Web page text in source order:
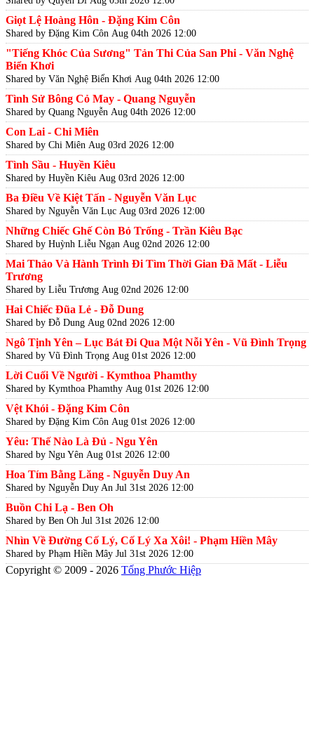
Giọt Lệ Hoàng Hôn - Đặng Kim Côn
Shared by Đặng Kim Côn Aug 04th 2026 12:00
"Tiếng Khóc Của Sương" Tản Thi Của San Phi - Văn Nghệ
Biển Khơi
Shared by Văn Nghệ Biển Khơi Aug 04th 2026 12:00
Tình Sử Bông Cỏ May - Quang Nguyễn
Shared by Quang Nguyễn Aug 04th 2026 12:00
Con Lai - Chi Miên
Shared by Chi Miên Aug 03rd 2026 12:00
Tình Sầu - Huyền Kiêu
Shared by Huyền Kiêu Aug 03rd 2026 12:00
Ba Điều Về Kiệt Tấn - Nguyễn Văn Lục
Shared by Nguyễn Văn Lục Aug 03rd 2026 12:00
Những Chiếc Ghế Còn Bỏ Trống - Trần Kiêu Bạc
Shared by Huỳnh Liễu Ngạn Aug 02nd 2026 12:00
Mai Thảo Và Hành Trình Đi Tìm Thời Gian Đã Mất - Liễu
Trương
Shared by Liễu Trương Aug 02nd 2026 12:00
Hai Chiếc Đũa Lẻ - Đỗ Dung
Shared by Đỗ Dung Aug 02nd 2026 12:00
Ngô Tịnh Yên – Lục Bát Đi Qua Một Nỗi Yên - Vũ Đình Trọng
Shared by Vũ Đình Trọng Aug 01st 2026 12:00
Lời Cuối Về Người - Kymthoa Phamthy
Shared by Kymthoa Phamthy Aug 01st 2026 12:00
Vệt Khói - Đặng Kim Côn
Shared by Đặng Kim Côn Aug 01st 2026 12:00
Yêu: Thế Nào Là Đủ - Ngu Yên
Shared by Ngu Yên Aug 01st 2026 12:00
Hoa Tím Bằng Lăng - Nguyễn Duy An
Shared by Nguyễn Duy An Jul 31st 2026 12:00
Buồn Chi Lạ - Ben Oh
Shared by Ben Oh Jul 31st 2026 12:00
Nhìn Về Đường Cố Lý, Cố Lý Xa Xôi! - Phạm Hiền Mây
Shared by Phạm Hiền Mây Jul 31st 2026 12:00
Copyright © 2009 - 2026 Tống Phước Hiệp